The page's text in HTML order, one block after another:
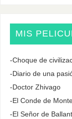
MIS
-Choque de
-Diario de una
-Doctor Zhivago
-El Conde de
-El Señor de